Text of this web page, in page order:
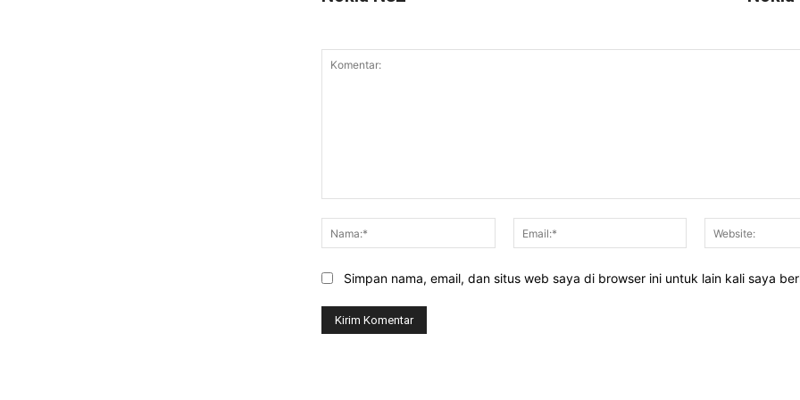
Nama:*
Email:*
Simpan nama, email, dan situs web saya di browser ini untuk lain kali saya